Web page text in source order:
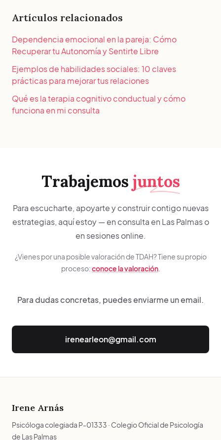
Artículos relacionados
Dependencia emocional en la pareja: Cómo
Recuperar tu Autonomía y Sentirte Libre
Ejemplos de habilidades sociales: 10 claves
prácticas para mejorar tus relaciones
Qué es la terapia cognitivo conductual y cómo
funciona en mi consulta
Trabajemos juntos
Para escucharte, apoyarte y construir contigo nuevas
estrategias, aquí estoy — en consulta en Las Palmas o
en sesiones online.
¿Vienes por una posible valoración de TDAH? Tiene su propio
proceso:conoce la valoración.
Para dudas concretas, puedes enviarme un email.
irenearleon@gmail.com
Irene Arnás
Psicóloga colegiada P-01333 · Colegio Oficial de Psicología
de Las Palmas